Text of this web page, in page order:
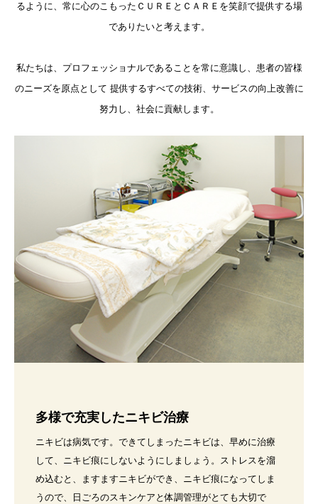
るように、常に心のこもったＣＵＲＥとＣＡＲＥを笑顔で提供する場
でありたいと考えます。
私たちは、プロフェッショナルであることを常に意識し、患者の皆様
のニーズを原点として 提供するすべての技術、サービスの向上改善に
努力し、社会に貢献します。
多様で充実したニキビ治療
ニキビは病気です。できてしまったニキビは、早めに治療
して、ニキビ痕にしないようにしましょう。ストレスを溜
め込むと、ますますニキビができ、ニキビ痕になってしま
うので、日ごろのスキンケアと体調管理がとても大切で